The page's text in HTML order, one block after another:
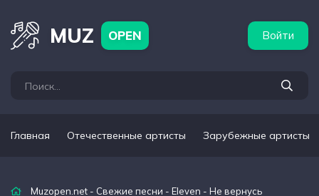
MUZ OPEN Войти
Главная Отечественные артисты Зарубежные артисты
Muzopen.net - Свежие песни - Eleven - Не вернусь
артисты Популярные подборки